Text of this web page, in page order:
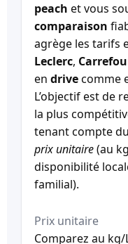
peach et vous
comparaison
agrège les tarifs
Leclerc,
en drivecomme
L’objectif est de
la plus
tenant compte du
prix unitaire(au
disponibilité
familial).
Prix unitaire
Comparez au